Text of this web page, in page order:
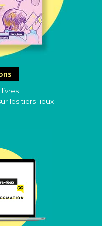
les tiers-lieux